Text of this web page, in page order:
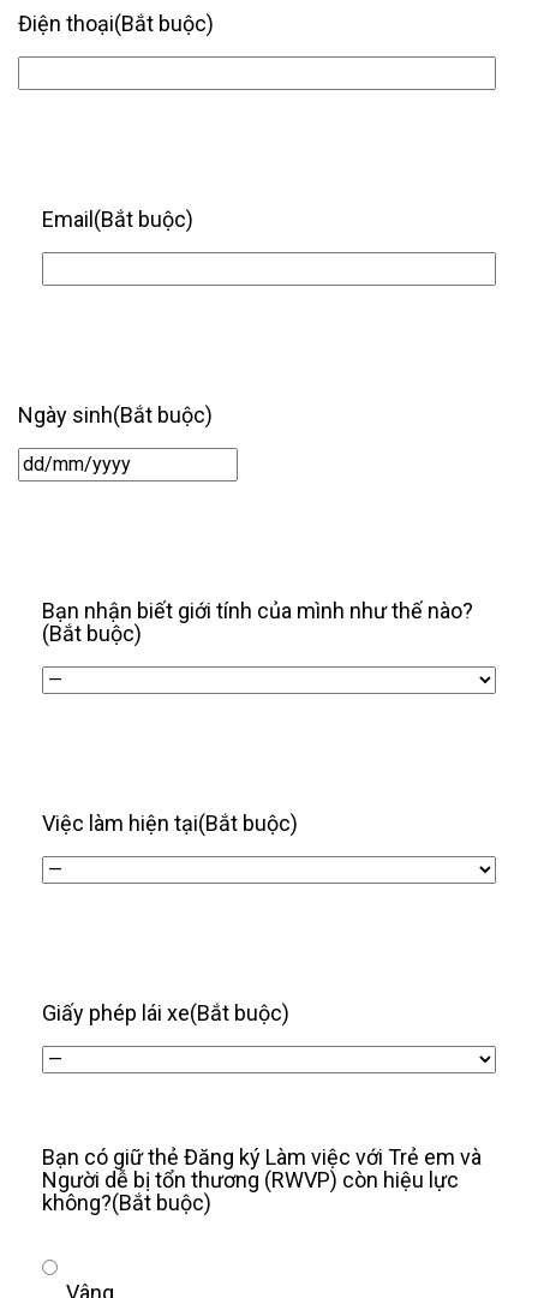
Điện thoại(Bắt buộc)
Email (Bắt buộc)
Ngày sinh(Bắt buộc)
Ngày
Bạn nhận biết giới tính của mình như thế nào?
(Bắt buộc)
Việc làm hiện tại(Bắt buộc)
Giấy phép lái xe(Bắt buộc)
Bạn có giữ thẻ Đăng ký Làm việc với Trẻ em và
Người dễ bị tổn thương (RWVP) còn hiệu lực
không?(Bắt buộc)